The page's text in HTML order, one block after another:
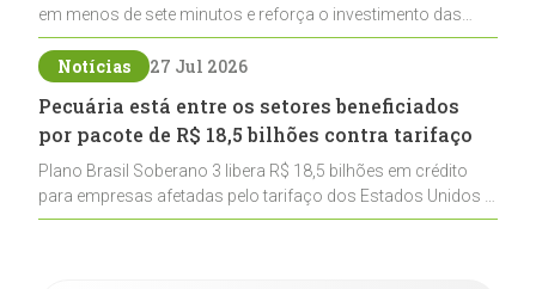
em menos de sete minutos e reforça o investimento das
cabanhas na seleção genética de Cavalos Crioulos voltados
ao laço
Notícias 27 Jul 2026
Pecuária está entre os setores beneficiados
por pacote de R$ 18,5 bilhões contra tarifaço
Plano Brasil Soberano 3 libera R$ 18,5 bilhões em crédito
para empresas afetadas pelo tarifaço dos Estados Unidos e
inclui a pecuária entre os setores estratégicos